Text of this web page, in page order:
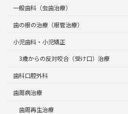
一般歯科（虫歯治療）
歯の根の治療（根管治療）
小児歯科・小児矯正
3歳からの反対咬合（受け口）治療
歯科口腔外科
歯周病治療
歯周再生治療